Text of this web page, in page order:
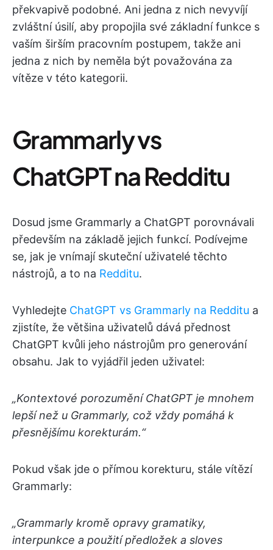
překvapivě podobné. Ani jedna z nich nevyvíjí
zvláštní úsilí, aby propojila své základní funkce s
vaším širším pracovním postupem, takže ani
jedna z nich by neměla být považována za
vítěze v této kategorii.
Grammarly vs
ChatGPT na Redditu
Dosud jsme Grammarly a ChatGPT porovnávali
především na základě jejich funkcí. Podívejme
se, jak je vnímají skuteční uživatelé těchto
nástrojů, a to na Redditu.
Vyhledejte ChatGPT vs Grammarly na Redditu a
zjistíte, že většina uživatelů dává přednost
ChatGPT kvůli jeho nástrojům pro generování
obsahu. Jak to vyjádřil jeden uživatel:
„Kontextové porozumění ChatGPT je mnohem
lepší než u Grammarly, což vždy pomáhá k
přesnějšímu korekturám.“
Pokud však jde o přímou korekturu, stále vítězí
Grammarly:
„Grammarly kromě opravy gramatiky,
interpunkce a použití předložek a sloves